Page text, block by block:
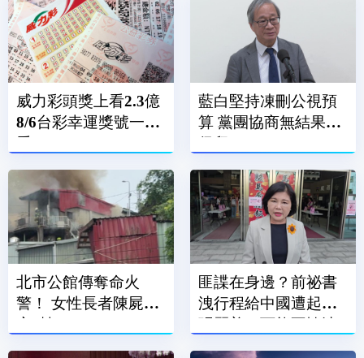
威力彩頭獎上看2.3億
8/6台彩幸運獎號一次
看
藍白堅持凍刪公視預
算 黨團協商無結果全
保留
北市公館傳奪命火
警！ 女性長者陳屍民
宅2樓
匪諜在身邊？前祕書
洩行程給中國遭起訴
張麗善：可能不慎洩